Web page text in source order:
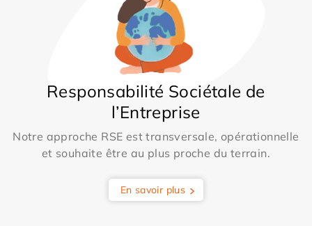
Responsabilité Sociétale de
l’Entreprise
Notre approche RSE est transversale, opérationnelle
et souhaite être au plus proche du terrain.
En savoir plus